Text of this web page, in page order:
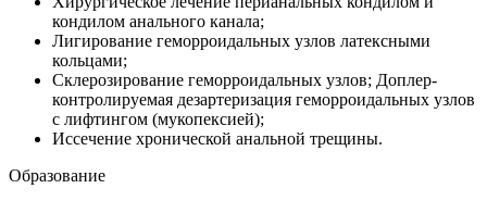
кондилом анального канала;
Лигирование геморроидальных узлов латексными
кольцами;
Склерозирование геморроидальных узлов; Доплер-
контролируемая дезартеризация геморроидальных узлов
с лифтингом (мукопексией);
Иссечение хронической анальной трещины.
Образование